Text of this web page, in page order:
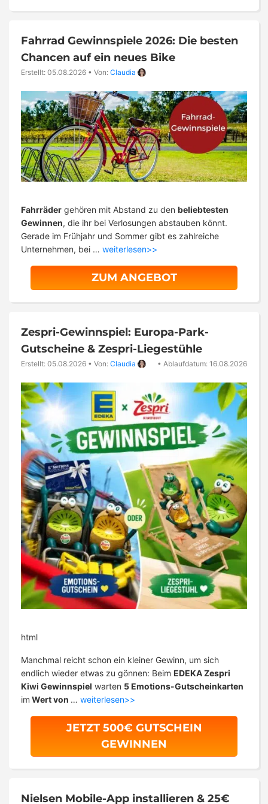
Fahrrad Gewinnspiele 2026: Die besten
Chancen auf ein neues Bike
Erstellt: 05.08.2026 • Von: Claudia
Fahrräder gehören mit Abstand zu den beliebtesten
Gewinnen, die ihr bei Verlosungen abstauben könnt.
Gerade im Frühjahr und Sommer gibt es zahlreiche
Unternehmen, bei … weiterlesen>>
ZUM ANGEBOT
Zespri-Gewinnspiel: Europa-Park-
Gutscheine & Zespri-Liegestühle
Erstellt: 05.08.2026 • Von: Claudia • Ablaufdatum: 16.08.2026
html
Manchmal reicht schon ein kleiner Gewinn, um sich
endlich wieder etwas zu gönnen: Beim EDEKA Zespri
Kiwi Gewinnspiel warten 5 Emotions-Gutscheinkarten
im Wert von … weiterlesen>>
JETZT 500€ GUTSCHEIN
GEWINNEN
Nielsen Mobile-App installieren & 25€